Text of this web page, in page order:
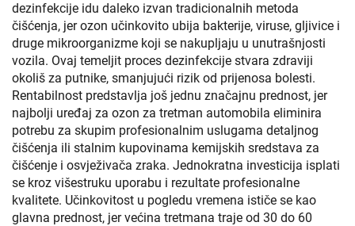
dezinfekcije idu daleko izvan tradicionalnih metoda
čišćenja, jer ozon učinkovito ubija bakterije, viruse, gljivice i
druge mikroorganizme koji se nakupljaju u unutrašnjosti
vozila. Ovaj temeljit proces dezinfekcije stvara zdraviji
okoliš za putnike, smanjujući rizik od prijenosa bolesti.
Rentabilnost predstavlja još jednu značajnu prednost, jer
najbolji uređaj za ozon za tretman automobila eliminira
potrebu za skupim profesionalnim uslugama detaljnog
čišćenja ili stalnim kupovinama kemijskih sredstava za
čišćenje i osvježivača zraka. Jednokratna investicija isplati
se kroz višestruku uporabu i rezultate profesionalne
kvalitete. Učinkovitost u pogledu vremena ističe se kao
glavna prednost, jer većina tretmana traje od 30 do 60